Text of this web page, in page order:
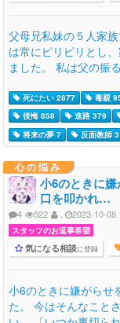
父母兄私妹の５人家
は常にピリピリとし
ました。 私は父の振
死にたい 2877 毒親
後悔 858
進路 379
将来の夢 7
反面教師 3
心の悩み
小6のときに
口を叩かれ…
4 522 . 2023-10-08
スタッフのお返事希望
気になる相談に登録
小6のときに嫌がらせ
た。 今はそんなこと